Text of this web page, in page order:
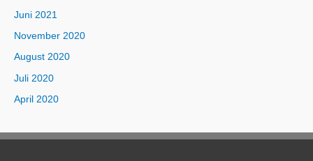
Juni 2021
November 2020
August 2020
Juli 2020
April 2020